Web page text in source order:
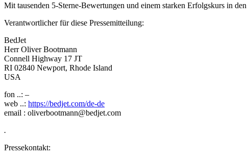
Mit tausenden 5-Sterne-Bewertungen und einem starken Erfolgskurs in
Verantwortlicher für diese Pressemitteilung:
BedJet
Herr Oliver Bootmann
Connell Highway 17 JT
RI 02840 Newport, Rhode Island
USA
fon ..: –
web ..: https://bedjet.com/de-de
email : oliverbootmann@bedjet.com
.
Pressekontakt: